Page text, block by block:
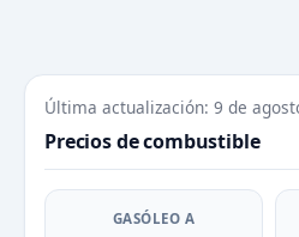
Última actualización: 9 de
Precios de combustible
GASÓLEO A